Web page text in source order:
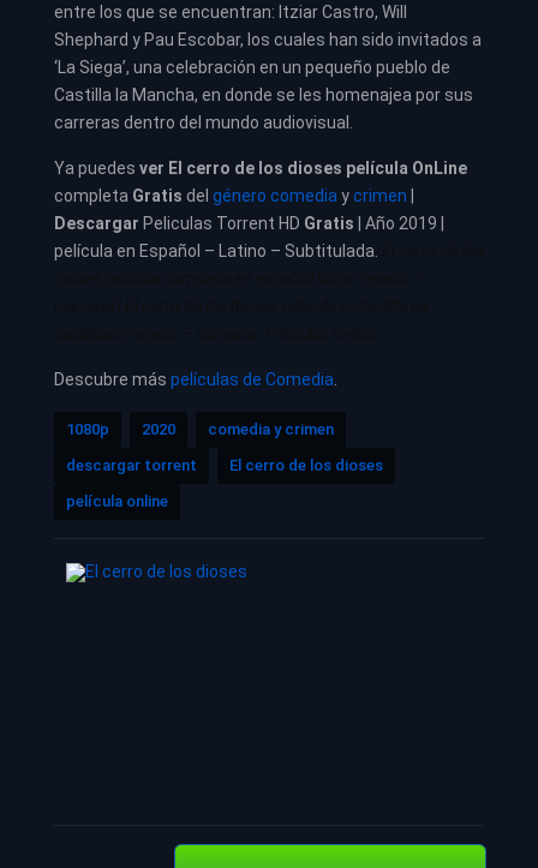
entre los que se encuentran: Itziar Castro, Will
Shephard y Pau Escobar, los cuales han sido invitados a
‘La Siega’, una celebración en un pequeño pueblo de
Castilla la Mancha, en donde se les homenajea por sus
carreras dentro del mundo audiovisual.
Ya puedes ver El cerro de los dioses película OnLine
completa Gratis del género comedia ycrimen
Descargar Peliculas Torrent HD Gratis | Año 2019 |
película en Español – Latino – Subtitulada.
Descubre más películas de Comedia
1080p 2020
comedia y crimen
descargar torrent
El cerro de los dioses
película online